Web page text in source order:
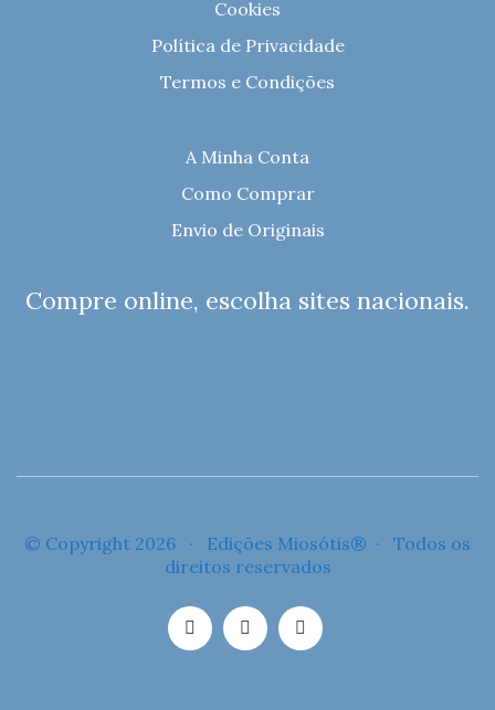
Cookies
Política de Privacidade
Termos e Condições
A Minha Conta
Como Comprar
Envio de Originais
Compre online, escolha sites nacionais.
© Copyright 2026 · Edições Miosótis® · Todos os
direitos reservados